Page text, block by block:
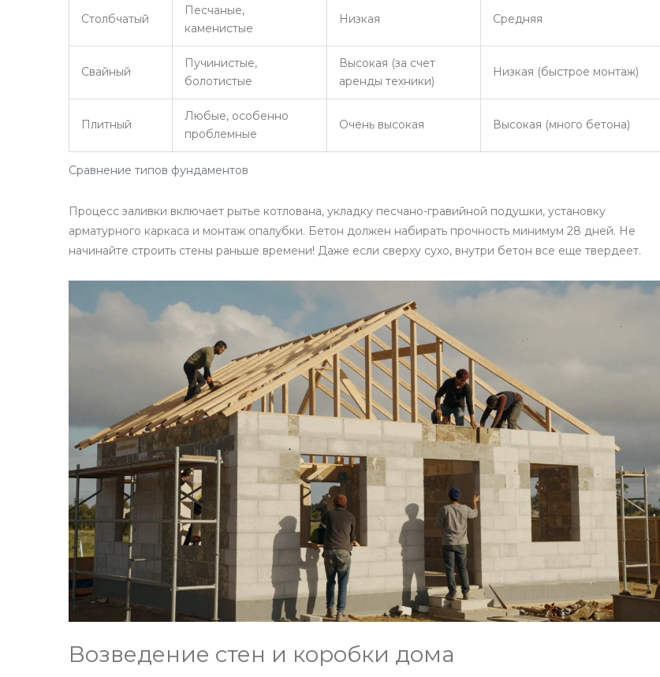
Сравнение типов фундаментов
Столбчатый
Песчаные,
каменистые
Низкая Средняя
Свайный
Пучинистые,
болотистые
Высокая (за счет
аренды техники)
Низкая (быстрое монтаж)
Плитный
Любые, особенно
проблемные
Очень высокая Высокая (много бетона)
Процесс заливки включает рытье котлована, укладку песчано-гравийной подушки, установку
арматурного каркаса и монтаж опалубки. Бетон должен набирать прочность минимум 28 дней. Не
начинайте строить стены раньше времени! Даже если сверху сухо, внутри бетон все еще твердеет.
Возведение стен и коробки дома